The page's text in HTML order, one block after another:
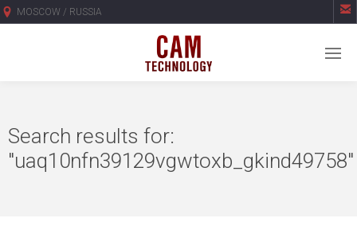
MOSCOW / RUSSIA 
Search results for:
"uaq10nfn39129vgwtoxb_gkind49758"